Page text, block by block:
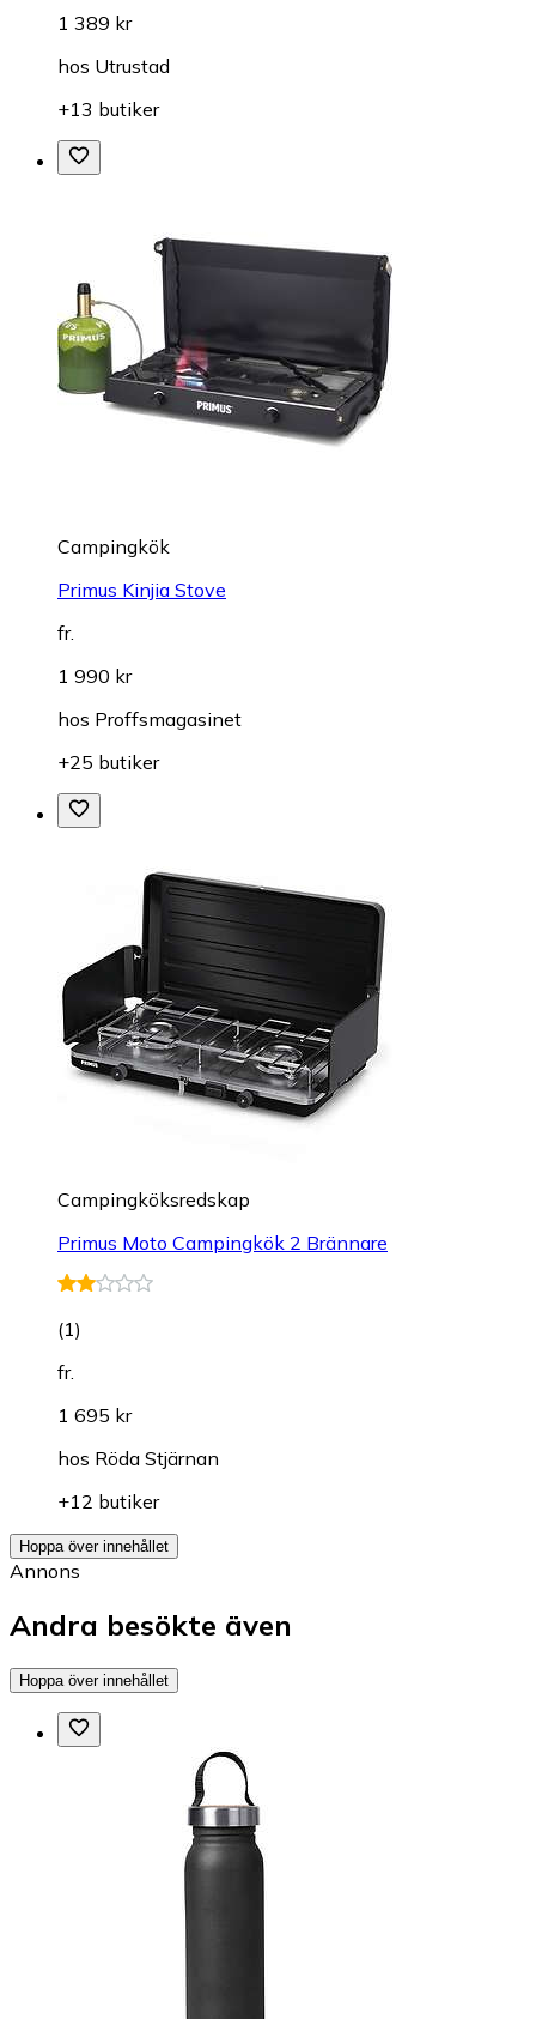
1 389 kr
hos Utrustad
+13 butiker
Campingkök
Primus Kinjia Stove
fr.
1 990 kr
hos Proffsmagasinet
+25 butiker
Campingköksredskap
Primus Moto Campingkök 2 Brännare
(1)
fr.
1 695 kr
hos Röda Stjärnan
+12 butiker
Hoppa över innehållet
Annons
Andra besökte även
Hoppa över innehållet